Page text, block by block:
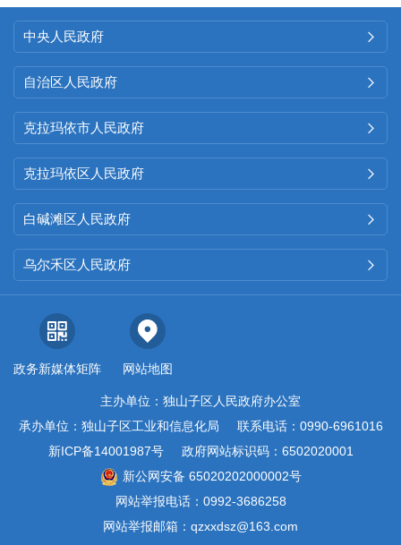
中央人民政府 
自治区人民政府 
克拉玛依市人民政府 
克拉玛依区人民政府 
白碱滩区人民政府 
乌尔禾区人民政府 
政务新媒体矩阵 网站地图
主办单位：独山子区人民政府办公室
承办单位：独山子区工业和信息化局
联系电话：0990-6961016
新ICP备14001987号
政府网站标识码：6502020001
新公网安备 65020202000002号
网站举报电话：0992-3686258
网站举报邮箱：qzxxdsz@163.com